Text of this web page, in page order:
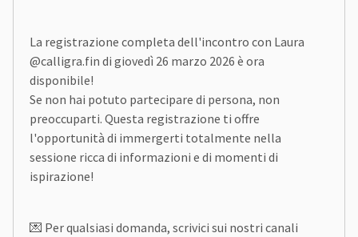
La registrazione completa dell'incontro con Laura
@calligra.fin di giovedì 26 marzo 2026 è ora
disponibile!
Se non hai potuto partecipare di persona, non
preoccuparti. Questa registrazione ti offre
l'opportunità di immergerti totalmente nella
sessione ricca di informazioni e di momenti di
ispirazione!
💌 Per qualsiasi domanda, scrivici sui nostri canali